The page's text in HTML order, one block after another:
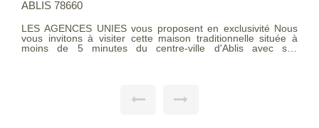
ABLIS 78660
LES AGENCES UNIES vous proposent en exclusivité Nous
vous invitons à visiter cette maison traditionnelle située à
moins de 5 minutes du centre-ville d'Ablis avec ses
au rez-de-chaussée d'une entrée sur un salon séjour